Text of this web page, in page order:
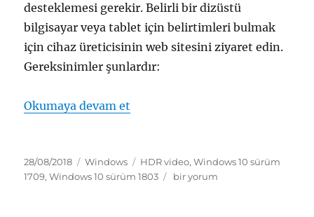
desteklemesi gerekir. Belirli bir dizüstü
bilgisayar veya tablet için belirtimleri bulmak
için cihaz üreticisinin web sitesini ziyaret edin.
Gereksinimler şunlardır:
Okumaya devam et
Yayın
tarihi
28/08/2018 Kategoriler
Windows Etiketler
HDR video,Windows 10 sürüm
1709,Windows 10 sürüm 1803
windows
bir yorum